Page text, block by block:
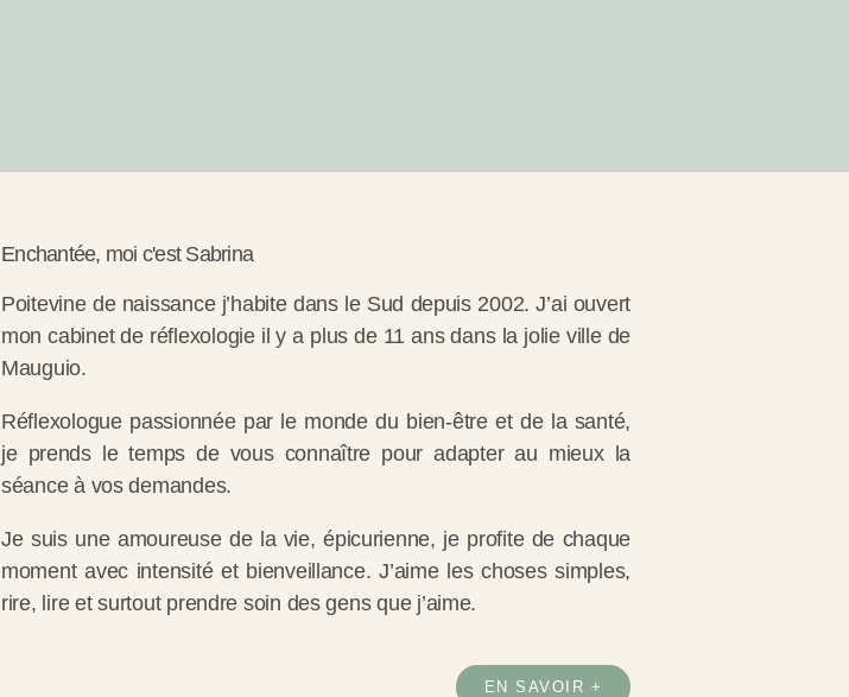
Enchantée, moi c'est Sabrina
Poitevine de naissance j’habite dans le Sud depuis 2002. J’ai ouvert
mon cabinet de réflexologie il y a plus de 11 ans dans la jolie ville de
Mauguio.
Réflexologue passionnée par le monde du bien-être et de la santé,
je prends le temps de vous connaître pour adapter au mieux la
séance à vos demandes.
Je suis une amoureuse de la vie, épicurienne, je profite de chaque
moment avec intensité et bienveillance. J’aime les choses simples,
rire, lire et surtout prendre soin des gens que j’aime.
EN SAVOIR +